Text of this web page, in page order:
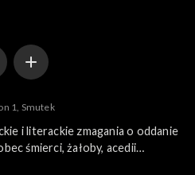
1, Smutek
i literackie zmagania o oddanie
śmierci, żałoby, acedii
słusznego i smutku